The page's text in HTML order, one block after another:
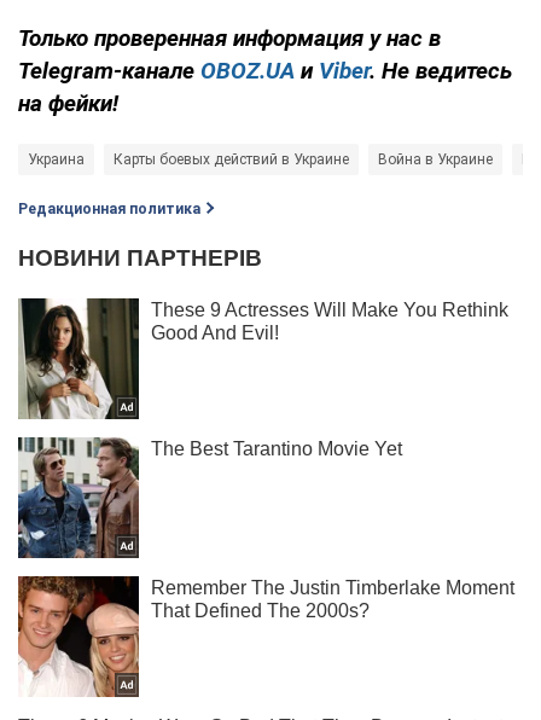
Только проверенная информация у нас в
Telegram-канале OBOZ.UA и Viber. Не ведитесь
на фейки!
Украина Карты боевых действий в Украине Война в Украине
Редакционная политика